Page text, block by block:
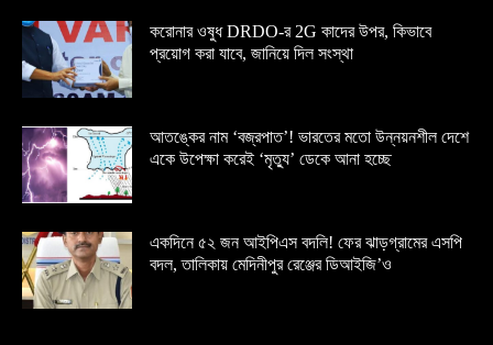
করোনার ওষুধ DRDO-র 2G কাদের উপর, কিভাবে
প্রয়োগ করা যাবে, জানিয়ে দিল সংস্থা
আতঙ্কের নাম ‘বজ্রপাত’! ভারতের মতো উন্নয়নশীল দেশে
একে উপেক্ষা করেই ‘মৃত্যু’ ডেকে আনা হচ্ছে
একদিনে ৫২ জন আইপিএস বদলি! ফের ঝাড়গ্রামের এসপি
বদল, তালিকায় মেদিনীপুর রেঞ্জের ডিআইজি’ও